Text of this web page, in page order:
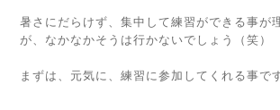
暑さにだらけず、集中して練習ができる事が
が、なかなかそうは行かないでしょう（笑）
まずは、元気に、練習に参加してくれる事で